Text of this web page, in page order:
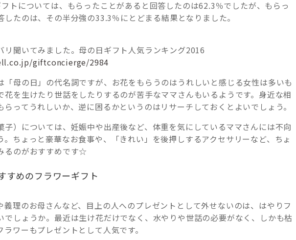
トについては、もらったことがあると回答したのは62.3％でしたが、もらっ
したのは、その半分強の33.3％にとどまる結果となりました。
リ聞いてみました。母の日ギフト人気ランキング2016
giftconcierge/2984
「母の日」の代名詞ですが、お花をもらうのはうれしいと感じる女性は多いも
花を生けたり世話をしたりするのが苦手なママさんもいるようです。身近な相
ってうれしいか、逆に困るかというのはリサーチしておくとよいでしょう。
子）については、妊娠中や出産後など、体重を気にしているママさんには不向
。ちょっと豪華なお食事や、「きれい」を後押しするアクセサリーなど、ちょ
るのがおすすめです☆
すめのフラワーギフト
義理のお母さんなど、目上の人へのプレゼントとして外せないのは、はやりフ
でしょうか。最近は生け花だけでなく、水やりや世話の必要がなく、しかも枯
ワーもプレゼントとして人気です。